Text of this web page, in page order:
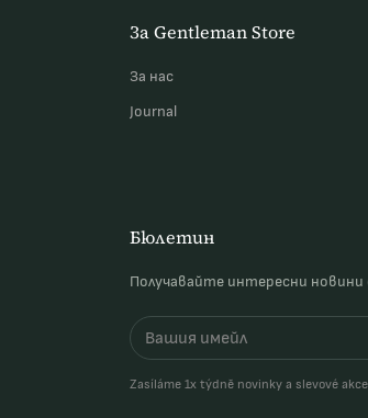
За Gentleman Store
За наc
Journal
Бюлетин
Получавайте интересни
Zasíláme 1x týdně novinky a slevové